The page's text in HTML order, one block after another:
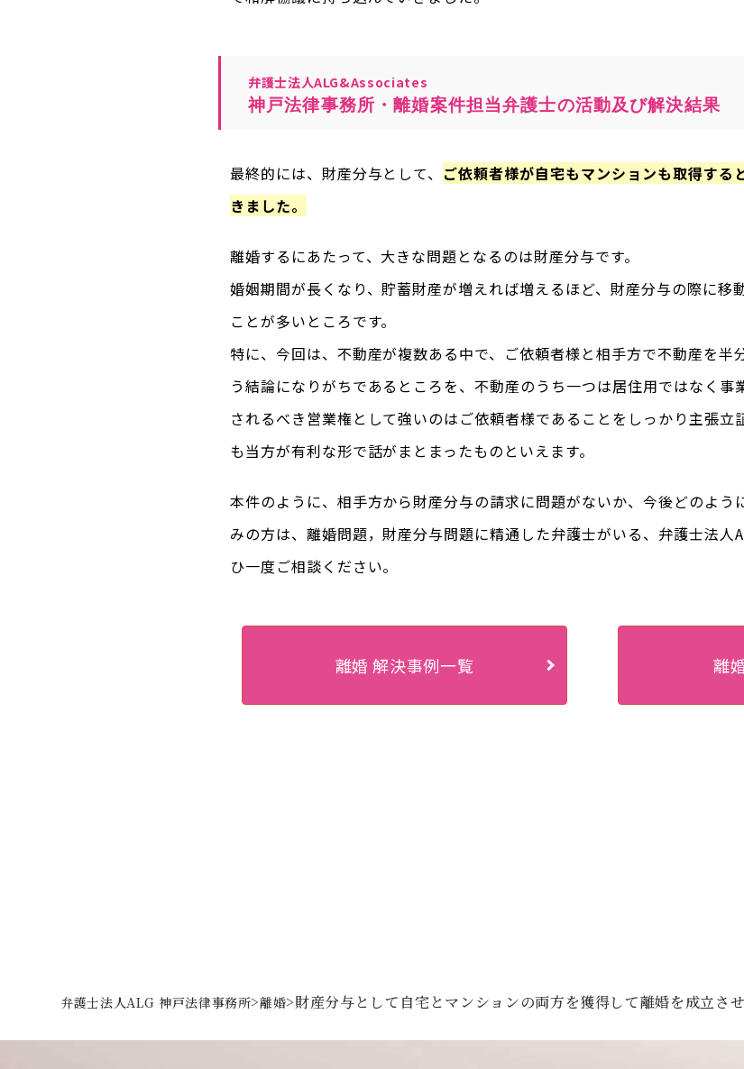
弁護士法人ALG&Associates
神戸法律事務所・離婚案件担当弁護士の活動及び解決結果
最終的には、財産分与として、 ご依頼者様が自宅もマンションも取得する
きました。
離婚するにあたって、大きな問題となるのは財産分与です。
婚姻期間が長くなり、貯蓄財産が増えれば増えるほど、財産分与の際に移
ことが多いところです。
特に、今回は、不動産が複数ある中で、ご依頼者様と相手方で不動産を半
う結論になりがちであるところを、不動産のうち一つは居住用ではなく事
されるべき営業権として強いのはご依頼者様であることをしっかり主張立
も当方が有利な形で話がまとまったものといえます。
本件のように、相手方から財産分与の請求に問題がないか、今後どのよう
みの方は、離婚問題，財産分与問題に精通した弁護士がいる、弁護士法人
ひ一度ご相談ください。
離婚 解決事例一覧 離
弁護士法人ALG 神戸法律事務所>離婚>財産分与として自宅とマンションの両方を獲得して離婚を成立さ